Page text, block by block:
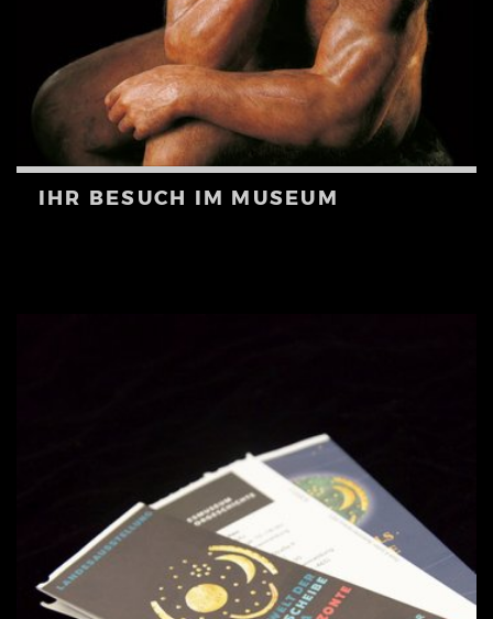
IHR BESUCH IM MUSEUM